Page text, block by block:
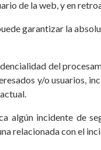
de la web, y en
garantizar la
del
y/o usuarios,
algún incidente de
relacionada con el